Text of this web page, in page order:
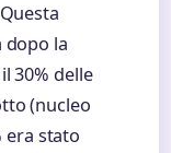
dopo la
30% delle
(nucleo
era stato